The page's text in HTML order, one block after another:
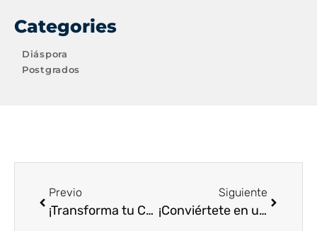
Categories
Diáspora
Postgrados
Previo
¡Transforma tu Carrera con el Diplomado Virtual en Salud Mental en Atención Primaria!
Siguiente
¡Conviértete en un Experto en Cáncer de Mama con Nuestro Curso Virtual!